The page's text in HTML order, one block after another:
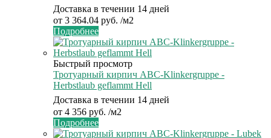
Доставка в течении 14 дней
от 3 364.04 руб. /м2
Подробнее
Быстрый просмотр
Тротуарный кирпич ABC-Klinkergruppe -
Herbstlaub geflammt Hell
Доставка в течении 14 дней
от 4 356 руб. /м2
Подробнее